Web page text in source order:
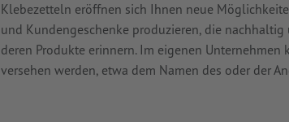
Klebezetteln eröffnen sich Ihnen neue
und Kundengeschenke produzieren, die
deren Produkte erinnern. Im eigenen
versehen werden, etwa dem Namen des oder der